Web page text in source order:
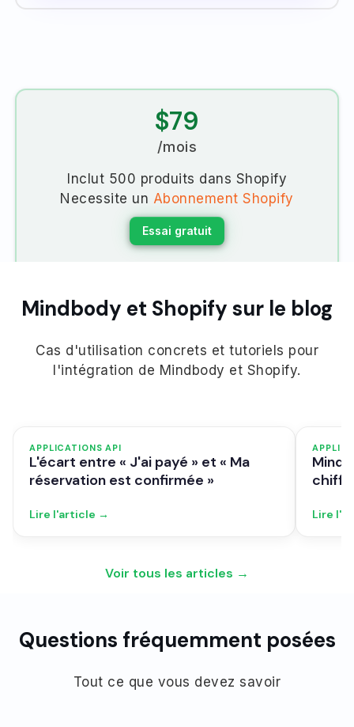
$79
/mois
Inclut 500 produits dans Shopify
Necessite un Abonnement Shopify
Essai gratuit
Mindbody et Shopify sur le blog
Cas d'utilisation concrets et tutoriels pour
l'intégration de Mindbody et Shopify.
APPLICATIONS API
L'écart entre « J'ai payé » et « Ma
réservation est confirmée »
Lire l'article → Lire
Voir tous les articles →
Questions fréquemment posées
Tout ce que vous devez savoir